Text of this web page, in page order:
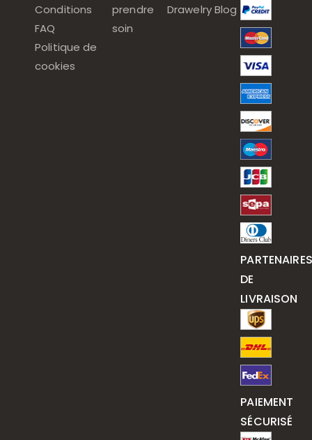
Conditions
FAQ
Politique de
cookies
prendre
soin
Drawelry Blog
PARTENAIRES
DE
LIVRAISON
PAIEMENT
SÉCURISÉ